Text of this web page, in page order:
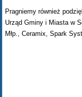
Pragniemy również
Urząd Gminy i Miasta w
Młp., Ceramix, Spark